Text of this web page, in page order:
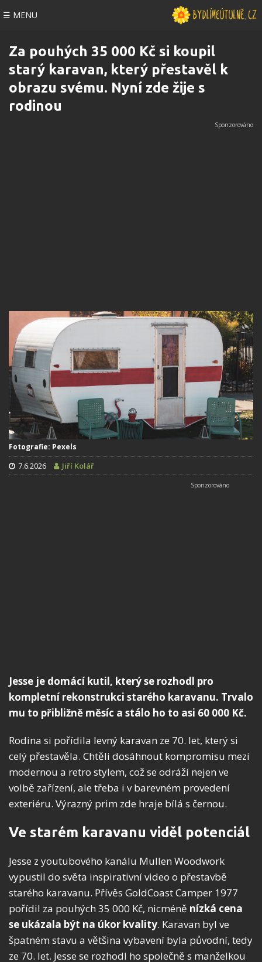
☰ MENU
Za pouhých 35 000 Kč si koupil
starý karavan, který přestavěl k
obrazu svému. Nyní zde žije s
rodinou
Fotografie: Pexels
7.6.2026 Jiří Kolář
Jesse je domácí kutil, který se rozhodl pro
kompletní rekonstrukci starého karavanu. Trvalo
mu to přibližně měsíc a stálo ho to asi 60 000 Kč.
Rodina si pořídila levný karavan ze 70. let, který si
celý přestavěla. Chtěli dosáhnout kompromisu mezi
modernou a retro stylem, což se odráží nejen ve
volbě zařízení, ale třeba i v barevném provedení
exteriéru. Výrazný prim zde hraje bílá s černou.
Ve starém karavanu viděl potenciál
Jesse z youtubového kanálu Mullen Woodwork
vypustil do světa inspirativní video o přestavbě
starého karavanu. Přívěs GoldCoast Camper 1977
pořídil za pouhých 35 000 Kč, nicméně nízká cena
se ukázala být na úkor kvality. Karavan byl ve
špatném stavu a většina vybavení byla původní, tedy
ze 70. let. Jesse se rozhodl ho společně s manželkou